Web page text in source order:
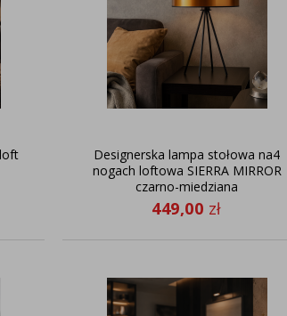
Designerska lampa stołowa na4
nogach loftowa SIERRA MIRROR
czarno-miedziana
449,00 zł